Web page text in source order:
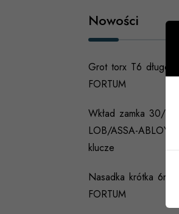
Nowości
Grot torx T6 długość
FORTUM
Wkład zamka 30/60
LOB/ASSA-ABLOY
klucze
Nasadka krótka 6mm
FORTUM